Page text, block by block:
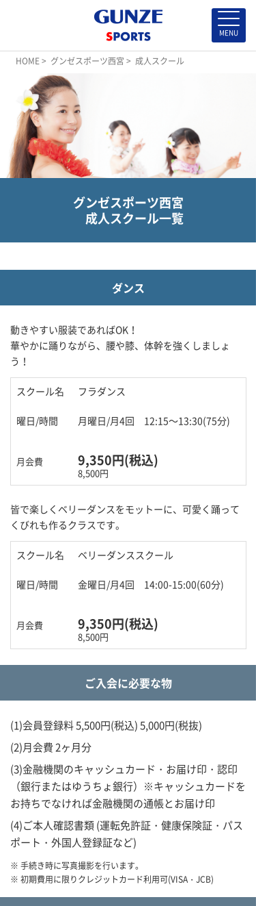
HOME> グンゼスポーツ西宮 > 成人スクール
グンゼスポーツ西宮
成人スクール一覧
ダンス
動きやすい服装であればOK！
華やかに踊りながら、腰や膝、体幹を強くしましょ
う！
フラダンス
月曜日/月4回 12:15～13:30(75分)
9,350円(税込)
8,500円
皆で楽しくベリーダンスをモットーに、可愛く踊って
くびれも作るクラスです。
ベリーダンススクール
金曜日/月4回 14:00-15:00(60分)
9,350円(税込)
8,500円
ご入会に必要な物
(1)会員登録料 5,500円(税込) 5,000円(税抜)
(2)月会費 2ヶ月分
(3)金融機関のキャッシュカード・お届け印・認印
（銀行またはゆうちょ銀行）※キャッシュカードを
お持ちでなければ金融機関の通帳とお届け印
(4)ご本人確認書類 (運転免許証・健康保険証・パス
ポート・外国人登録証など)
※ 手続き時に写真撮影を行います。
※ 初期費用に限りクレジットカード利用可(VISA・JCB)